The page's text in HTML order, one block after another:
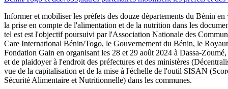
Informer et mobiliser les préfets des douze départements du Bénin
la prise en compte de l'alimentation et de la nutrition dans les
tel est est l'objectif poursuivi par l'Association Nationale des
Care International Bénin/Togo, le Gouvernement du Bénin, le
Fondation Gain en organisant les 28 et 29 août 2024 à Dassa-
et de plaidoyer à l'endroit des préfectures et des ministères
vue de la capitalisation et de la mise à l'échelle de l'outil SISAN
Sécurité Alimentaire et Nutritionnelle) dans les communes.